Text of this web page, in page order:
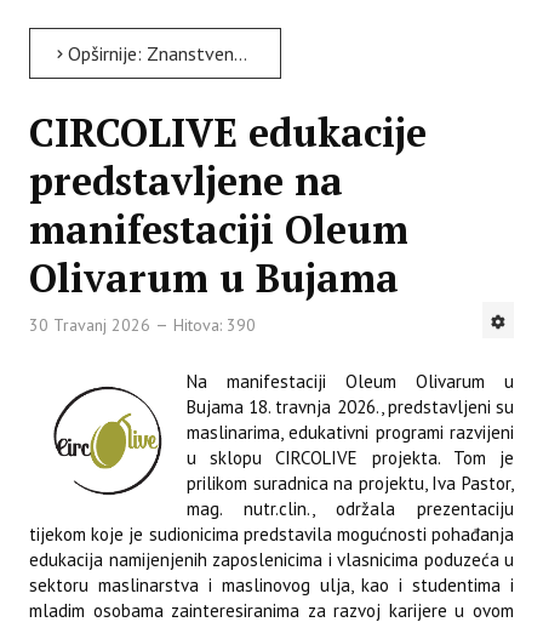
Opširnije: Znanstveni razgovori - Mladi istraživač Abdelaali Olcaid iz Maroka u Poreču gradi znanstveni put...
CIRCOLIVE edukacije
predstavljene na
manifestaciji Oleum
Olivarum u Bujama
30 Travanj 2026 Hitova: 390
Na manifestaciji Oleum Olivarum u
Bujama 18. travnja 2026., predstavljeni su
maslinarima, edukativni programi razvijeni
u sklopu CIRCOLIVE projekta. Tom je
prilikom suradnica na projektu, Iva Pastor,
mag. nutr.clin., održala prezentaciju
tijekom koje je sudionicima predstavila mogućnosti pohađanja
edukacija namijenjenih zaposlenicima i vlasnicima poduzeća u
sektoru maslinarstva i maslinovog ulja, kao i studentima i
mladim osobama zainteresiranima za razvoj karijere u ovom